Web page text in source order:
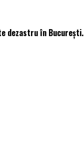
dezastru în